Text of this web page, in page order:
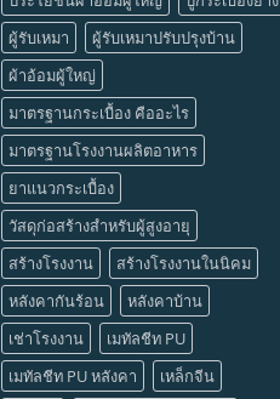
ผู้รับเหมา
ผู้รับเหมาปรับปรุงบ้าน
ผ้าอ้อมผู้ใหญ่
มาตรฐานกระเบื้อง คืออะไร
มาตรฐานโรงงานผลิตอาหาร
ยาแนวกระเบื้อง
วัสดุก่อสร้างสำหรับผู้สูงอายุ
สร้างโรงงาน
สร้างโรงงานในนิคม
หลังคากันร้อน
หลังคาบ้าน
เช่าโรงงาน
เมทัลชีท PU
เมทัลชีท PU หลังคา
เหล็กจีน